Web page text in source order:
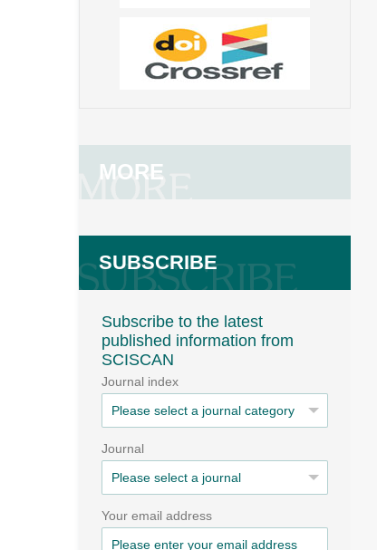
MORE
SUBSCRIBE
Subscribe to the latest
published information from
SCISCAN
Journal index
Journal
Your email address